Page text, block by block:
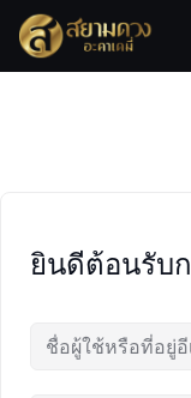
Skip
content
ยินดีต้อนรับ